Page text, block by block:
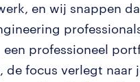
en wij snappen
professioneel
de focus verlegt naar